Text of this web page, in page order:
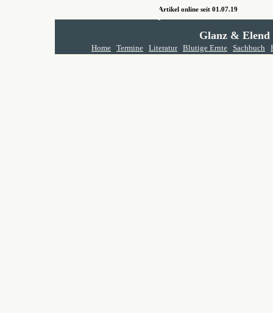
Artikel online seit 01.07.19
Glanz & Elend
Home Termine Literatur Blutige Ernte Sachbuch